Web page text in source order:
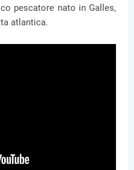
pescatore nato in Galles,
atlantica.